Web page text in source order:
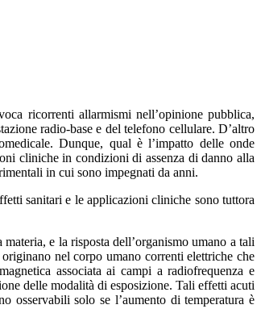
ricorrenti allarmismi nell’opinione pubblica,
radio-base e del telefono cellulare. D’altro
Dunque, qual è l’impatto delle onde
cliniche in condizioni di assenza di danno alla
in cui sono impegnati da anni.
sanitari e le applicazioni cliniche sono tuttora
e la risposta dell’organismo umano a tali
nel corpo umano correnti elettriche che
associata ai campi a radiofrequenza e
delle modalità di esposizione. Tali effetti acuti
osservabili solo se l’aumento di temperatura è